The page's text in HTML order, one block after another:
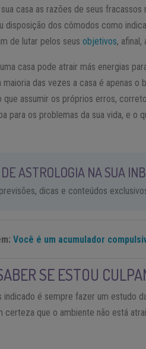
casa as razões de seus
disposição dos cômodos como
de lutar pelos seusobjetivos, afinal,
casa pode atrair más energias
maioria das vezes a casa é apenas
que assumir os próprios erros,
para os problemas da sua vida, e o
ASTROLOGIA NA SUA
dicas e conteúdos
Você é um acumulador
SE ESTOU
indicado é sempre fazer um estudo
certeza que o ambiente não está